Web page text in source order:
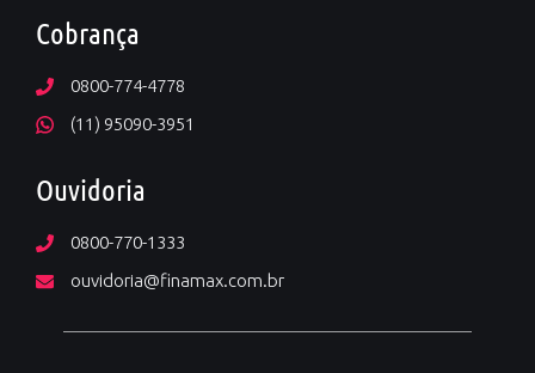
Cobrança
0800-774-4778
(11) 95090-3951
Ouvidoria
0800-770-1333
ouvidoria@finamax.com.br